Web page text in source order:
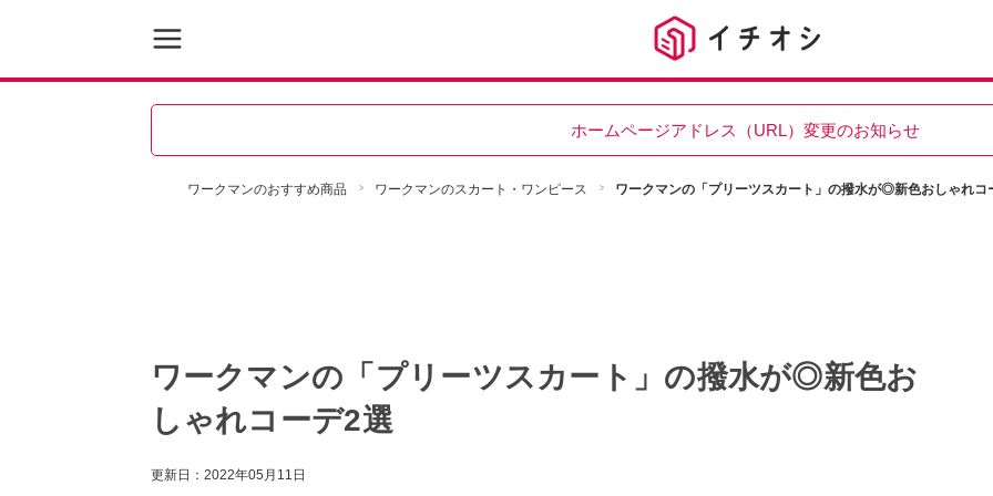
ホームページアドレス（URL）変更のお知らせ
ワークマンのおすすめ商品 ワークマンのスカート・ワンピース ワークマンの「プリーツスカート」の撥水が◎新色おしゃれコ
ワークマンの「プリーツスカート」の撥水が◎新色お
しゃれコーデ2選
更新日： 2022年05月11日